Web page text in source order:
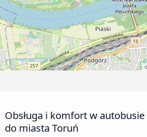
Obsługa i komfort w
do miasta Toruń